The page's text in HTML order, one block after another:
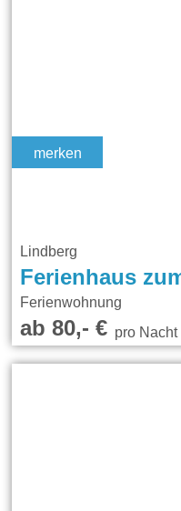
merken
Lindberg
Ferienwohnung
ab 80,- €pro Nacht